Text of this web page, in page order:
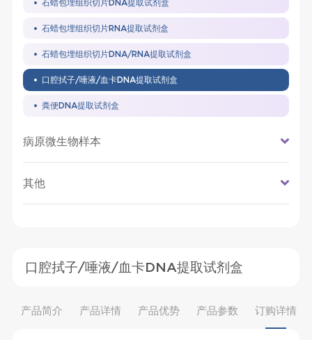
石蜡包埋组织切片DNA提取试剂盒
石蜡包埋组织切片RNA提取试剂盒
石蜡包埋组织切片DNA/RNA提取试剂盒
口腔拭子/唾液/血卡DNA提取试剂盒
粪便DNA提取试剂盒
病原微生物样本
其他
口腔拭子/唾液/血卡DNA提取试剂盒
产品简介 产品详情 产品优势 产品参数 订购详情